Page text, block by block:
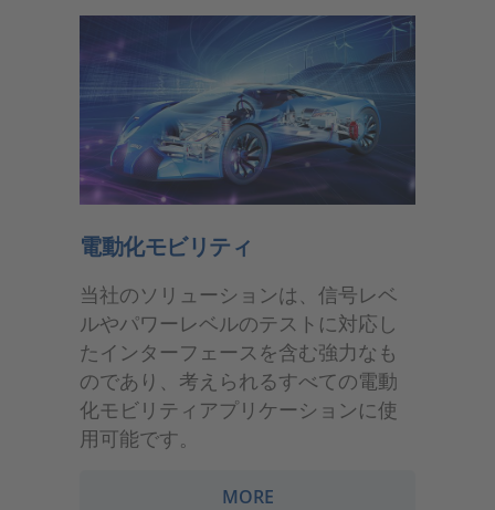
電動化モビリティ
当社のソリューションは、信号レベ
ルやパワーレベルのテストに対応し
たインターフェースを含む強力なも
のであり、考えられるすべての電動
化モビリティアプリケーションに使
用可能です。
MORE